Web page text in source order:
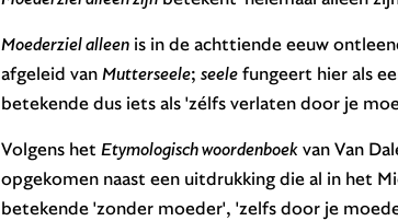
Moederziel alleenis in de achttiende eeuw
afgeleid van Mutterseele; seelefungeert hier als
betekende dus iets als 'zélfs verlaten door je
Volgens het Etymologisch woordenboekvan Van
opgekomen naast een uitdrukking die al in het
betekende 'zonder moeder', 'zelfs door je